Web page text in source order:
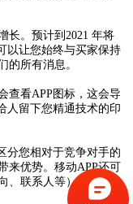
长。预计到2021 年将
以让您始终与买家保持
的所有消息。
查看APP图标，这会导
人留下您精通技术的印
分您相对于竞争对手的
来优势。移动APP还可
、联系人等）更容易